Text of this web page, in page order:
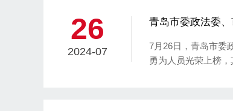
26
2024-07
青岛市委政法委
7月26日，青岛市委
勇为人员光荣上榜